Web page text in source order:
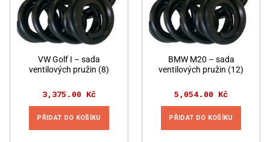
VW Golf I – sada
ventilových pružin (8)
3,375.00 Kč
PŘIDAT DO KOŠÍKU
BMW M20 – sada
ventilových pružin (12)
5,054.00 Kč
PŘIDAT DO KOŠÍKU